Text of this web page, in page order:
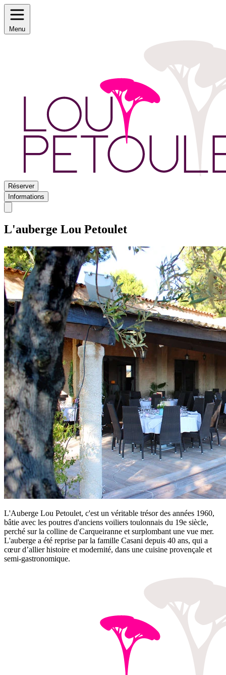
Menu
Réserver
Informations
L'auberge Lou Petoulet
L'Auberge Lou Petoulet, c'est un véritable trésor des années 1960,
bâtie avec les poutres d'anciens voiliers toulonnais du 19e siècle,
perché sur la colline de Carqueiranne et surplombant une vue mer.
L'auberge a été reprise par la famille Casani depuis 40 ans, qui a
cœur d’allier histoire et modernité, dans une cuisine provençale et
semi-gastronomique.